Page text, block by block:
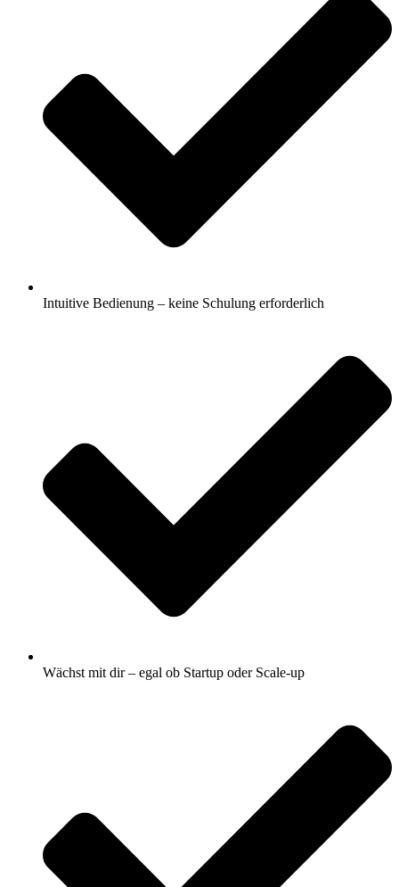
Intuitive Bedienung – keine Schulung erforderlich
Wächst mit dir – egal ob Startup oder Scale-up